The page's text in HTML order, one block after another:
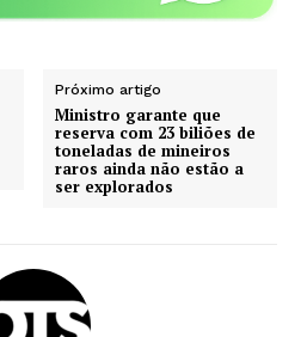
Próximo artigo
Ministro garante que
reserva com 23 biliões de
toneladas de mineiros
raros ainda não estão a
ser explorados